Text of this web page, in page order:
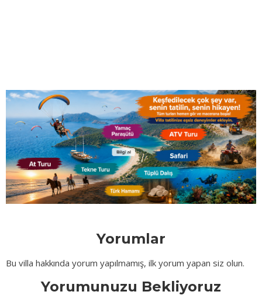
Yorumlar
Bu villa hakkında yorum yapılmamış, ilk yorum yapan siz olun.
Yorumunuzu Bekliyoruz